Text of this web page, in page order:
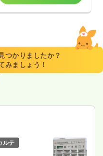
つかりましたか？
みましょう！
ルテ